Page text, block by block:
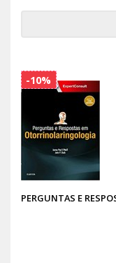
PERGUNTAS E
-10%